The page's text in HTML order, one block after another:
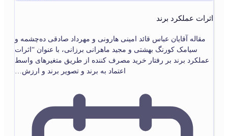
اثرات عملکرد برند
مقاله آقایان عباس قائد امینی هارونی و مهرداد صادقی ده‌چشمه و
سیامک کورنگ بهشتی و مجید ماهرانی برزانی، با عنوان “اثرات
عملکرد برند بر رفتار خرید مصرف کننده از طریق متغیرهای واسط
اعتماد به برند و تصویر برند و ارزش…